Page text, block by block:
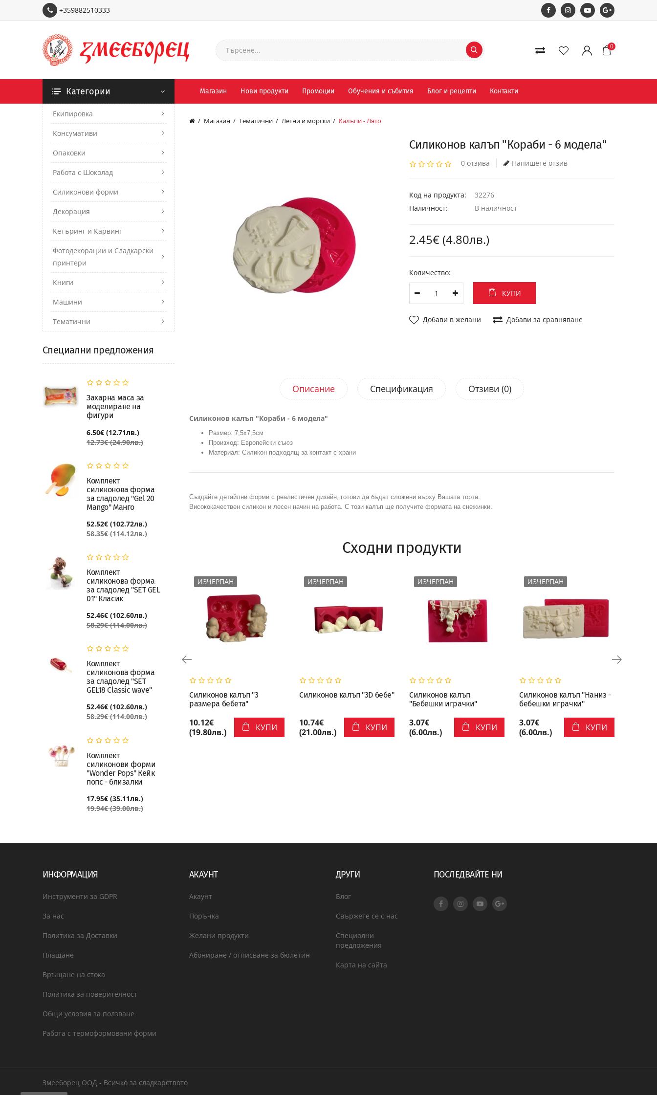
+359882510333
0
Категории Магазин Нови продукти Промоции Обучения и събития Блог и рецепти Контакти
Екипировка
Консумативи
Опаковки
Работа с Шоколад
Силиконови форми
Декорация
Кетъринг и Карвинг
Фотодекорации и Сладкарски
принтери
Книги
Машини
Тематични
Специални предложения
Захарна маса за
моделиране на
фигури
6.50€ (12.71лв.)
12.73€ (24.90лв.)
Комплект
силиконова форма
за сладолед "Gel 20
Mango" Манго
52.52€ (102.72лв.)
58.35€ (114.12лв.)
Комплект
силиконова форма
за сладолед "SET GEL
01" Класик
52.46€ (102.60лв.)
58.29€ (114.00лв.)
Комплект
силиконова форма
за сладолед "SET
GEL18 Classic wave"
52.46€ (102.60лв.)
58.29€ (114.00лв.)
Комплект
силиконови форми
"Wonder Pops" Кейк
попс - близалки
17.95€ (35.11лв.)
19.94€ (39.00лв.)
Магазин Тематични Летни и морски Kалъпи - Лято
Силиконов калъп "Кораби - 6 модела"
0 отзива Напишете отзив
Код на продукта:
32276
Наличност:
В наличност
2.45€ (4.80лв.)
Количество:
КУПИ
Добави в желани Добави за сравняване
Описание Спецификация Отзиви (0)
Силиконов калъп "Кораби - 6 модела"
Размер: 7,5х7,5см
Произход: Европейски съюз
Материал: Силикон подходящ за контакт с храни
Създайте детайлни форми с реалистичен дизайн, готови да бъдат сложени върху Вашата торта.
Висококачествен силикон и лесен начин на работа. С този калъп ще получите формата на снежинки.
Сходни продукти
ИЗЧЕРПАН
Силиконов калъп "Бебе"
14.94€
ИЗЧЕРПАН
Силиконов калъп "3
размера бебета"
10.12€
(19.80лв.)
КУПИ
ИЗЧЕРПАН
Силиконов калъп "3D бебе"
10.74€
(21.00лв.)
КУПИ
ИЗЧЕРПАН
Силиконов калъп
"Бебешки играчки"
3.07€
(6.00лв.)
КУПИ
ИЗЧЕРПАН
Силиконов калъп "Наниз -
бебешки играчки"
3.07€
(6.00лв.)
КУПИ
ИНФОРМАЦИЯ
Инструменти за GDPR
За нас
Политика за Доставки
Плащане
Връщане на стока
Политика за поверителност
Общи условия за ползване
Работа с термоформовани форми
АКАУНТ
Акаунт
Поръчка
Желани продукти
Абониране / отписване за бюлетин
ДРУГИ
Блог
Свържете се с нас
Специални
предложения
Карта на сайта
ПОСЛЕДВАЙТЕ НИ
Змееборец ООД - Всичко за сладкарството